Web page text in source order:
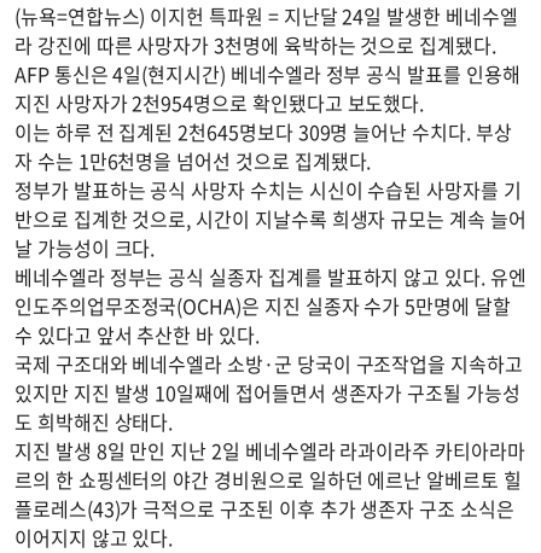
(뉴욕=연합뉴스) 이지헌 특파원 = 지난달 24일 발생한 베네수엘
라 강진에 따른 사망자가 3천명에 육박하는 것으로 집계됐다.
AFP 통신은 4일(현지시간) 베네수엘라 정부 공식 발표를 인용해
지진 사망자가 2천954명으로 확인됐다고 보도했다.
이는 하루 전 집계된 2천645명보다 309명 늘어난 수치다. 부상
자 수는 1만6천명을 넘어선 것으로 집계됐다.
정부가 발표하는 공식 사망자 수치는 시신이 수습된 사망자를 기
반으로 집계한 것으로, 시간이 지날수록 희생자 규모는 계속 늘어
날 가능성이 크다.
베네수엘라 정부는 공식 실종자 집계를 발표하지 않고 있다. 유엔
인도주의업무조정국(OCHA)은 지진 실종자 수가 5만명에 달할
수 있다고 앞서 추산한 바 있다.
국제 구조대와 베네수엘라 소방·군 당국이 구조작업을 지속하고
있지만 지진 발생 10일째에 접어들면서 생존자가 구조될 가능성
도 희박해진 상태다.
지진 발생 8일 만인 지난 2일 베네수엘라 라과이라주 카티아라마
르의 한 쇼핑센터의 야간 경비원으로 일하던 에르난 알베르토 힐
플로레스(43)가 극적으로 구조된 이후 추가 생존자 구조 소식은
이어지지 않고 있다.